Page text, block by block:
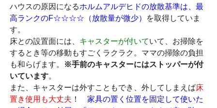
ハウスの原因になるホルムアルデヒドの放散基準は、最
高ランクのF☆☆☆☆（放散量が微少）
を取得していま
す。
床との設置面には、 キャスターが付いていて、お掃除を
するとき等の移動もすごくラクラク。ママの掃除の負担
も和らげます。
※手前のキャスターにはストッパーが付
いています。
また、キャスターは外すこともでき、外してしまえば床
置き使用も大丈夫 ！ 家具の置く位置を固定して使いた